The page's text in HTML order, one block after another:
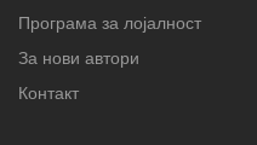
Програма за лојалност
За нови автори
Контакт